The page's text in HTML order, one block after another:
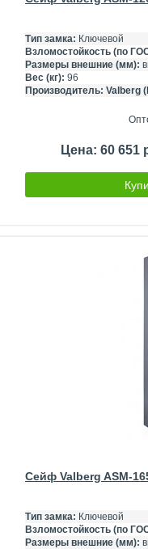
Тип замка: Ключевой
Взломостойкость (по
Размеры внешние (мм):
Вес (кг): 96
Производитель: Valberg
Цена: 60 651
Сейф Valberg ASM-
Тип замка: Ключевой
Взломостойкость (по
Размеры внешние (мм):